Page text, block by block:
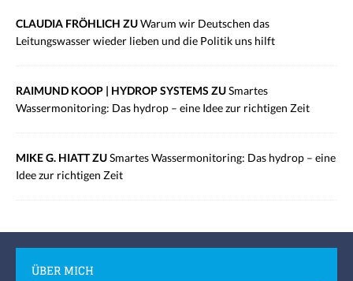
CLAUDIA FRÖHLICH ZUWarum wir Deutschen das
Leitungswasser wieder lieben und die Politik uns hilft
RAIMUND KOOP | HYDROP SYSTEMS ZUSmartes
Wassermonitoring: Das hydrop – eine Idee zur richtigen Zeit
MIKE G. HIATT ZUSmartes Wassermonitoring: Das hydrop – eine
Idee zur richtigen Zeit
ÜBER MICH